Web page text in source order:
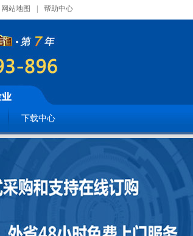
网站地图 帮助中心
下载中心